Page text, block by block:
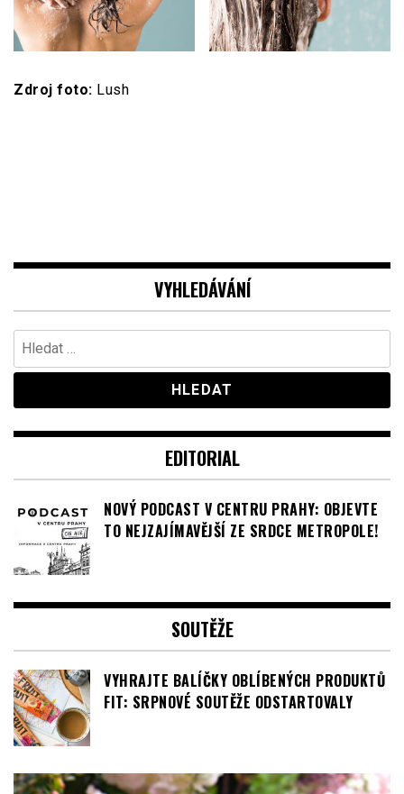
Zdroj foto: Lush
VYHLEDÁVÁNÍ
Vyhledávání
EDITORIAL
NOVÝ PODCAST V CENTRU PRAHY: OBJEVTE
TO NEJZAJÍMAVĚJŠÍ ZE SRDCE METROPOLE!
SOUTĚŽE
VYHRAJTE BALÍČKY OBLÍBENÝCH PRODUKTŮ
FIT: SRPNOVÉ SOUTĚŽE ODSTARTOVALY